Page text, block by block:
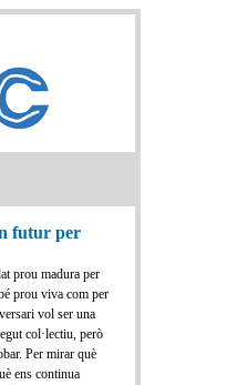
futur per
prou madura per
prou viva com per
vol ser una
col·lectiu, però
Per mirar què
ens continua